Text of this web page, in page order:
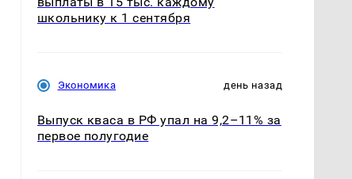
школьнику к 1 сентября
Экономика день назад
Выпуск кваса в РФ упал на 9,2–11% за
первое полугодие